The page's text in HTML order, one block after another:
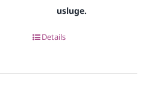
usluge.
Details